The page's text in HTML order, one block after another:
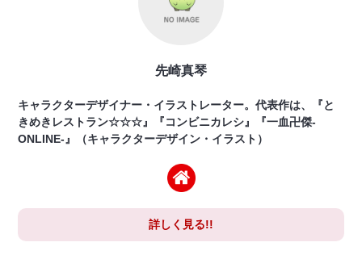
先崎真琴
キャラクターデザイナー・イラストレーター。代表作は、『と
きめきレストラン☆☆☆』『コンビニカレシ』『一血卍傑-
ONLINE-』（キャラクターデザイン・イラスト）
詳しく見る!!